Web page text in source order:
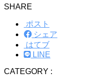
SHARE
ポスト
シェア
はてブ
LINE
CATEGORY :